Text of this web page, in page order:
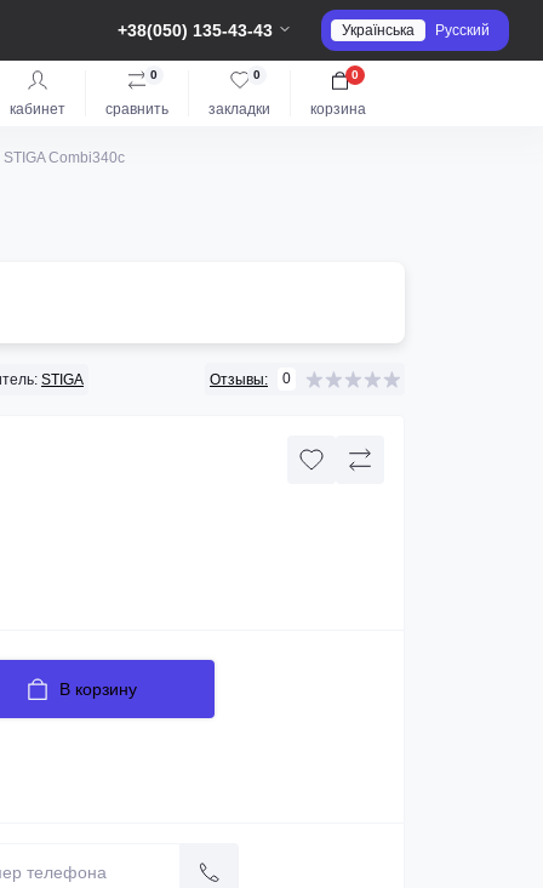
+38(050) 135-43-43 Українська Русский
кабинет сравнить
0
закладки
0
корзина
0
STIGA Combi340c
4
STIGA Отзывы: 0
В корзину